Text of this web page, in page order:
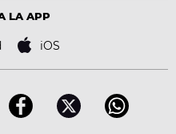
LA APP
iOS